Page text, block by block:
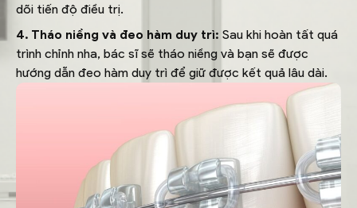
dõi tiến độ điều trị.
4. Tháo niềng và đeo hàm duy trì: Sau khi hoàn tất quá
trình chỉnh nha, bác sĩ sẽ tháo niềng và bạn sẽ được
hướng dẫn đeo hàm duy trì để giữ được kết quả lâu dài.